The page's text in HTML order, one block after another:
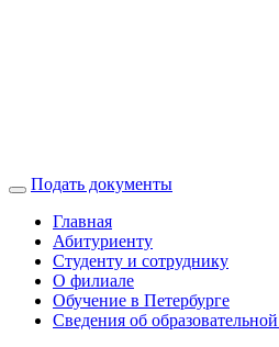
Подать документы
Главная
Абитуриенту
Студенту и сотруднику
О филиале
Обучение в Петербурге
Сведения об